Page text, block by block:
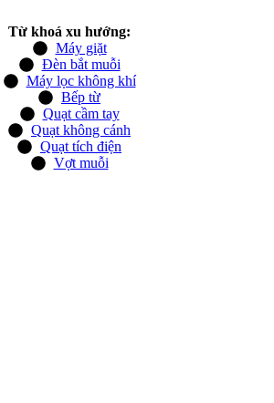
Từ khoá xu hướng:
Máy giặt
Đèn bắt muỗi
Máy lọc không khí
Bếp từ
Quạt cầm tay
Quạt không cánh
Quạt tích điện
Vợt muỗi